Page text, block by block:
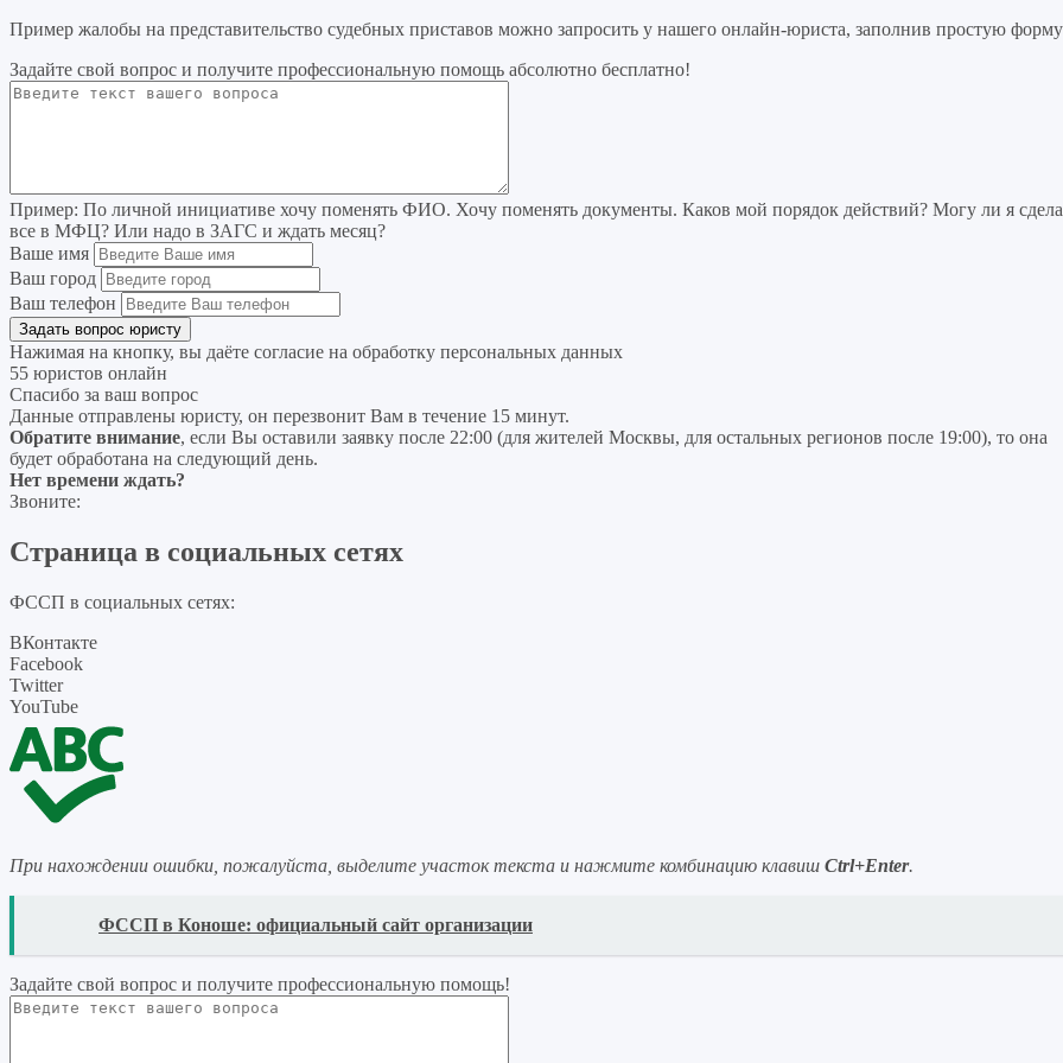
Пример жалобы на представительство судебных приставов можно запросить у нашего онлайн-юриста, заполнив простую
Задайте свой вопрос и получите профессиональную помощь абсолютно бесплатно!
Пример: По личной инициативе хочу поменять ФИО. Хочу поменять документы. Каков мой порядок действий? Могу ли я
все в МФЦ? Или надо в ЗАГС и ждать месяц?
Ваше имя
Ваш город
Ваш телефон
Нажимая на кнопку, вы даёте согласие на обработку персональных данных
55 юристов онлайн
Спасибо за ваш вопрос
Данные отправлены юристу, он перезвонит Вам в течение 15 минут.
Обратите внимание, если Вы оставили заявку после 22:00 (для жителей Москвы, для остальных регионов после 19:00), то она
будет обработана на следующий день.
Нет времени ждать?
Звоните:
Страница в социальных сетях
ФССП в социальных сетях:
ВКонтакте
Facebook
Twitter
YouTube
При нахождении ошибки, пожалуйста, выделите участок текста и нажмите комбинацию клавиш Ctrl+Enter.
ФССП в Коноше: официальный сайт организации
Задайте свой вопрос и получите профессиональную помощь!